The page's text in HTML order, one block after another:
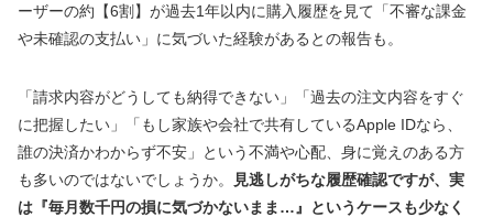
ーザーの約【6割】が過去1年以内に購入履歴を見て「不審な課金
や未確認の支払い」に気づいた経験があるとの報告も。
「請求内容がどうしても納得できない」「過去の注文内容をすぐ
に把握したい」「もし家族や会社で共有しているApple IDなら、
誰の決済かわからず不安」という不満や心配、身に覚えのある方
も多いのではないでしょうか。
見逃しがちな履歴確認ですが、実
は『毎月数千円の損に気づかないまま…』というケースも少なく